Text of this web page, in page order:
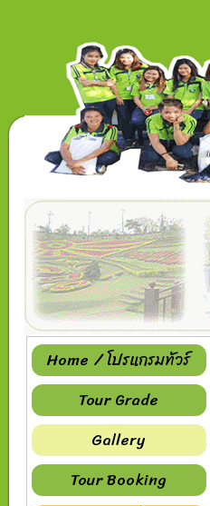
Home / โปรแกรมทัวร์
Tour Grade
Gallery
Tour Booking